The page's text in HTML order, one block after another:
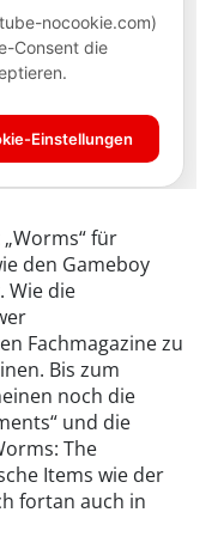
für
den Gameboy
Wie die
Fachmagazine zu
Bis zum
noch die
und die
The
Items wie der
fortan auch in